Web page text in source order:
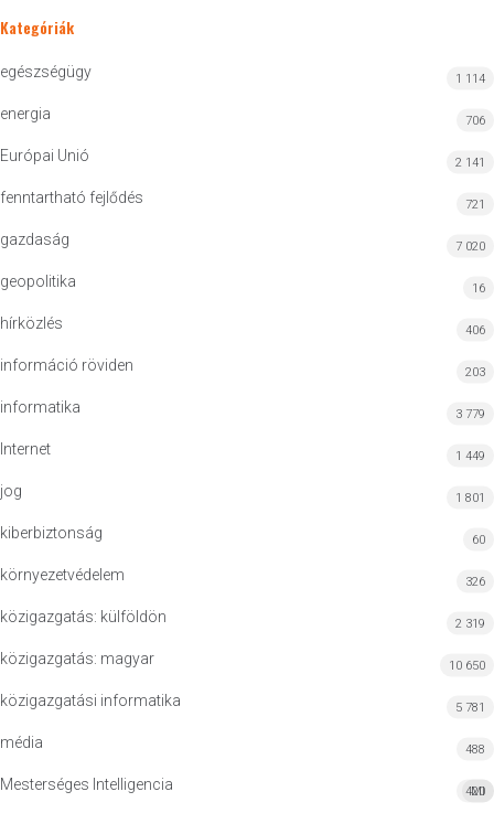
Kategóriák
egészségügy 1 114
energia 706
Európai Unió 2 141
fenntartható fejlődés 721
gazdaság 7 020
geopolitika 16
hírközlés 406
információ röviden 203
informatika 3 779
Internet 1 449
jog 1 801
kiberbiztonság 60
környezetvédelem 326
közigazgatás: külföldön 2 319
közigazgatás: magyar 10 650
közigazgatási informatika 5 781
média 488
Mesterséges Intelligencia MI
420